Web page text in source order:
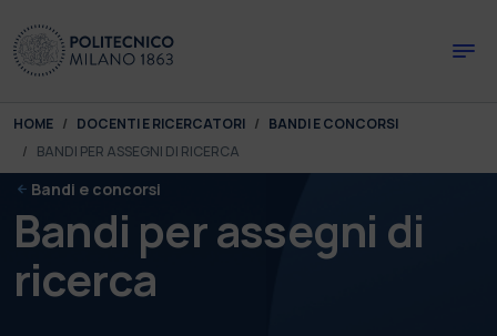
You are here:
HOME DOCENTI E RICERCATORI
BANDI E CONCORSI
BANDI PER ASSEGNI DI RICERCA
Bandi e concorsi
Bandi per assegni di
ricerca